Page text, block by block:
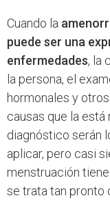
Cuando la
puede ser una
enfermedades, la
la persona, el
hormonales y
causas que la está
diagnóstico serán
aplicar, pero casi
menstruación
se trata tan pronto